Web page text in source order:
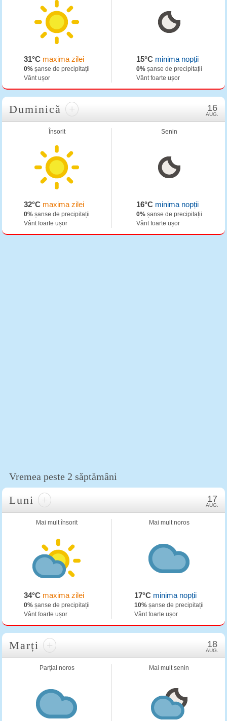
31°C maxima zilei
0% șanse de precipitații
Vânt ușor
15°Cminima nopții
0%șanse de precipitații
Vânt foarte ușor
Duminică + 16
AUG.
Însorit
32°C maxima zilei
0% șanse de precipitații
Vânt foarte ușor
Senin
16°Cminima nopții
0%șanse de precipitații
Vânt foarte ușor
Vremea peste 2 săptămâni
Luni + 17
AUG.
Mai mult însorit
34°C maxima zilei
0% șanse de precipitații
Vânt foarte ușor
Mai mult noros
17°C minima nopții
10% șanse de precipitații
Vânt foarte ușor
Marți + 18
AUG.
Parțial noros Mai mult senin